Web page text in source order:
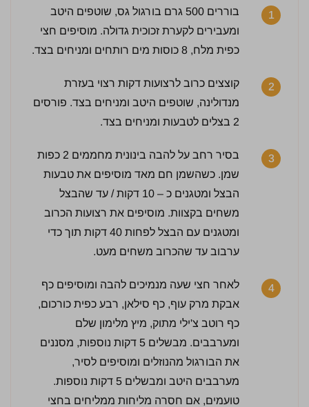
1
בוררים 500 גרם בורגול גס, שוטפים היטב
ומעבירים לקערת זכוכית גדולה. מוסיפים חצי
כפית מלח, 8 כוסות מים רותחים ומניחים בצד.
2
קוצצים כרוב לרצועות דקות רצוי בעזרת
מנדולינה, שוטפים היטב ומניחים בצד. פורסים
2 בצלים לטבעות ומניחים בצד.
3
בסיר רחב על להבה בינונית מחממים 2 כפות
שמן. כשהשמן חם מאד מוסיפים את טבעות
הבצל ומטגנים כ – 10 דקות / עד שהבצל
משחים בקצוות. מוסיפים את רצועות הכרוב
ומטגנים עם הבצל לפחות 40 דקות תוך כדי
ערבוב עד שהכרוב משחים מעט.
4
לאחר חצי שעה מנמיכים להבה ומוסיפים כף
אבקת מרק עוף, כף סילאן, רבע כפית כורכום,
כף רוטב צ'ילי מתוק, מיץ מלימון שלם
ומערבבים. מבשלים 5 דקות נוספות, מסננים
את הבורגול מהנוזלים ומוסיפים לסיר,
מערבבים היטב ומבשלים 5 דקות נוספות.
טועמים, אם חסרה מליחות ממליחים בחצי
4.5 / 5 | 38 מדרגים
לחץ כדי לדרג: